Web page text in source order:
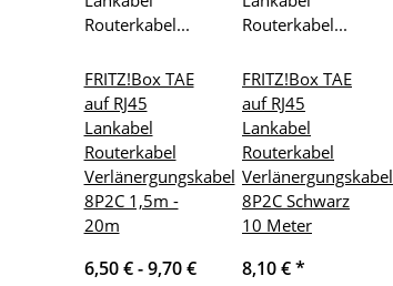
FRITZ!Box TAE
auf RJ45
Lankabel
Routerkabel
Verlänergungskabel
8P2C 1,5m -
20m
6,50 € -9,70 €
FRITZ!Box TAE
auf RJ45
Lankabel
Routerkabel
Verlänergungskabel
8P2C Schwarz
10 Meter
8,10 €*